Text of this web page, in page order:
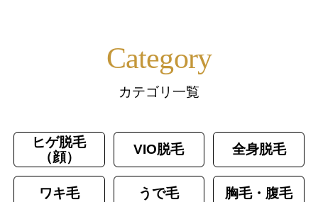
Category
カテゴリ一覧
ヒゲ脱毛
（顔）
VIO脱毛 全身脱毛
ワキ毛 うで毛 胸毛・腹毛